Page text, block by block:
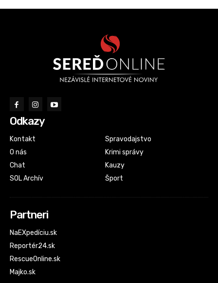
Odkazy
Kontakt
O nás
Chat
SOL Archív
Spravodajstvo
Krimi správy
Kauzy
Šport
Partneri
NaEXpedíciu.sk
Reportér24.sk
RescueOnline.sk
Majko.sk